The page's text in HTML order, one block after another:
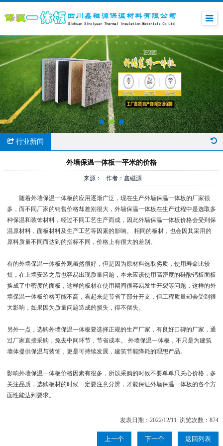
行业新闻
外墙保温一体板一平米的价格
来源： 作者：鑫磁源
随着外墙保温一体板的应用逐渐广泛，现在生产外墙保温一体板的厂家很
多，而不同厂家的销售价格却差别很大，外墙保温一体板在生产过程中是选取多
种保温和装饰材料，经过不同工艺生产而成，因此外墙保温一体板价格会受到保
温原材料，面板材料及生产工艺等因素的影响。 相同的板材，也会因其采用的
原料质量不同而达到的指标不同，价格上有很大的差别。
有的外墙保温一体板外观虽然很好，但是因为原材料选取劣质，使用寿命比较
短，在上墙安装之后也容易出现质量问题，本来应该使用高密度的硅酸钙板面板
换成了中密度的面板，这样的板材在使用期间很容易发生开裂等问题，这样的外
墙保温一体板价格可能不高，看起来是节省了部分开支，但工程质量却会受到很
大影响，如果因为质量问题造成的损失，得不偿失。
另外一点，选购外墙保温一体板要选择正规的生产厂家，有良好口碑的厂家，通
过厂家直接采购，免去中间环节，节省成本。 外墙保温一体板，不只是为建筑
墙体提供保温与装饰，更是可持续发展，建筑节能降耗的理想产品。
影响外墙保温一体板价格因素有很多，所以采购的时候不要单单只关心价格，多
关注品质，选购板材的时候一定要注意分辨，才能保证外墙保温一体板的各个方
面性能达到要求。
发表日期：2022/12/11 浏览次数：874
上一个 下一个 返回列表